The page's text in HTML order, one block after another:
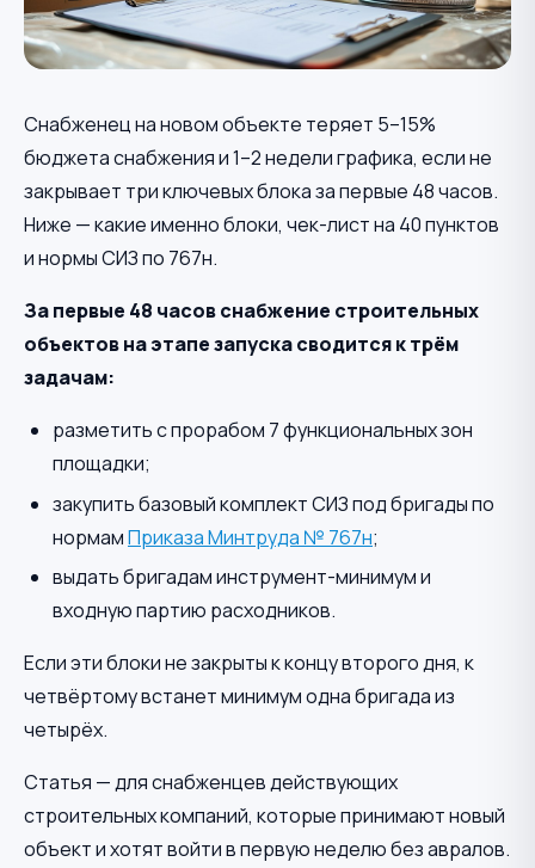
Снабженец на новом объекте теряет 5–15%
бюджета снабжения и 1–2 недели графика, если не
закрывает три ключевых блока за первые 48 часов.
Ниже — какие именно блоки, чек-лист на 40 пунктов
и нормы СИЗ по 767н.
За первые 48 часов снабжение строительных
объектов на этапе запуска сводится к трём
задачам:
разметить с прорабом 7 функциональных зон
площадки;
закупить базовый комплект СИЗ под бригады по
нормамПриказа Минтруда № 767н;
выдать бригадам инструмент-минимум и
входную партию расходников.
Если эти блоки не закрыты к концу второго дня, к
четвёртому встанет минимум одна бригада из
четырёх.
Статья — для снабженцев действующих
строительных компаний, которые принимают новый
объект и хотят войти в первую неделю без авралов.